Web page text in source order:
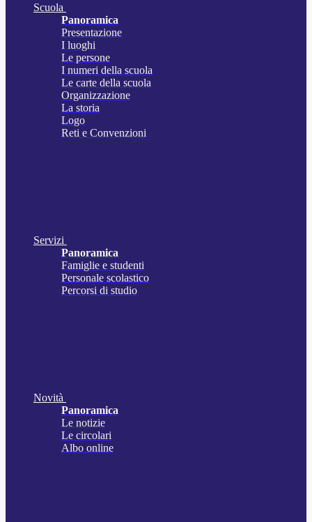
Scuola
Panoramica
Presentazione
I luoghi
Le persone
I numeri della scuola
Le carte della scuola
Organizzazione
La storia
Logo
Reti e Convenzioni
Servizi
Panoramica
Famiglie e studenti
Personale scolastico
Percorsi di studio
Novità
Panoramica
Le notizie
Le circolari
Albo online